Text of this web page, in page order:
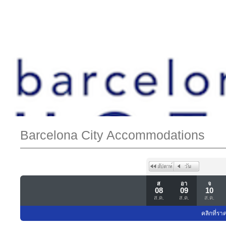
Barcelona City Accommodations
ส
08
ส.ค.
อา
09
ส.ค.
จ
10
ส.ค.
คลิกที่รา